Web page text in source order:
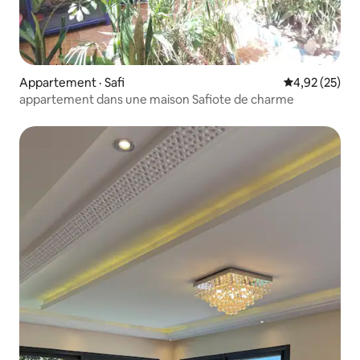
Appartement · Safi Note
4,92 (25)
appartement dans une maison Safiote de charme